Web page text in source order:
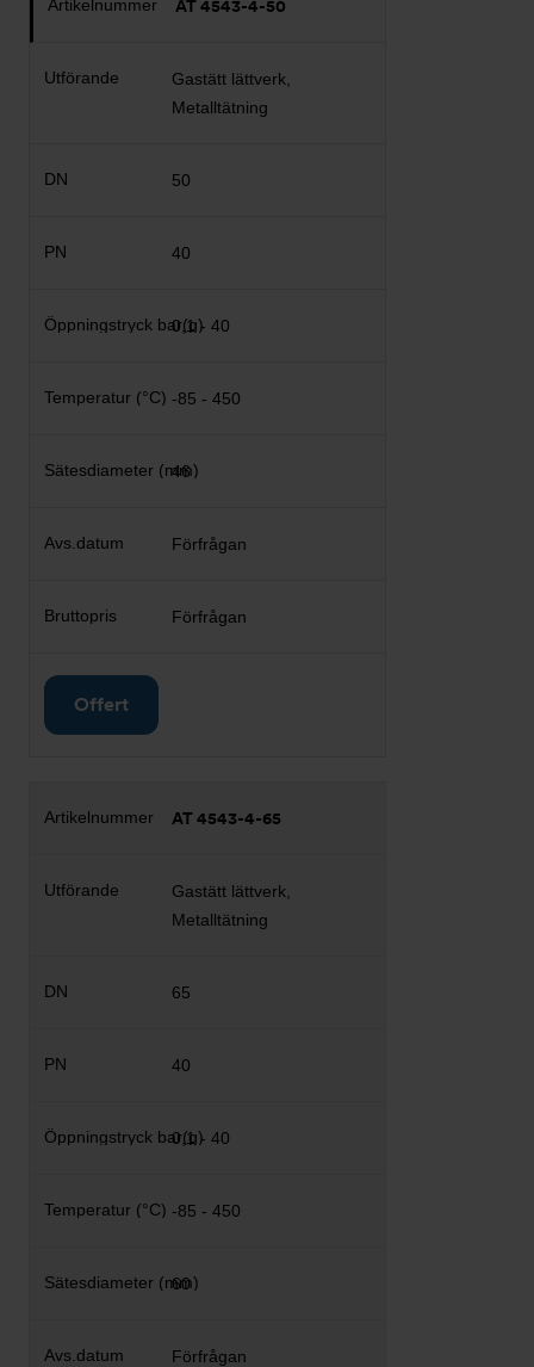
AT 4543-4-50
Gastätt lättverk,
Metalltätning
50
40
0,1 - 40
-85 - 450
46
Förfrågan
Förfrågan
Offert
AT 4543-4-65
Gastätt lättverk,
Metalltätning
65
40
0,1 - 40
-85 - 450
60
Förfrågan